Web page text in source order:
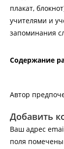
плакат,
учителями и
запоминания
Содержание
Автор
Добавить
Ваш адрес
поля помечены